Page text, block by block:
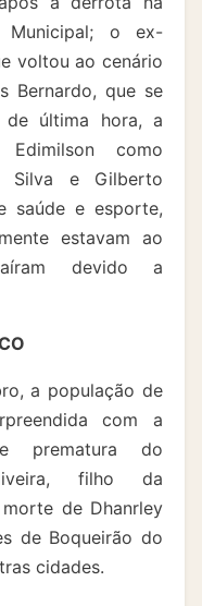
Municipal; o ex-
voltou ao cenário
Bernardo, que se
de última hora, a
como
Silva e Gilberto
saúde e esporte,
estavam ao
devido a
a população de
com a
prematura do
filho da
de Dhanrley
de Boqueirão do
cidades.